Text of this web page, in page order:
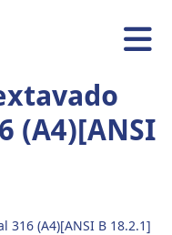
(A4)[ANSI
316 (A4)[ANSI B 18.2.1]